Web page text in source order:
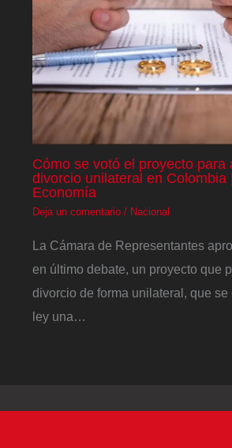
Cómo se votó el proyecto para
divorcio unilateral en Colombia
Economía
Deja un comentario / Nacional
La Cámara de Representantes
en último debate, un proyecto que
divorcio de forma unilateral, que se
ley una…